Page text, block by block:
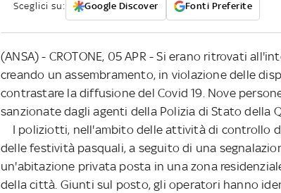
Sceglici su: Google Discover Fonti Preferite
(ANSA) - CROTONE, 05 APR - Si erano ritrovati
creando un assembramento, in violazione delle
contrastare la diffusione del Covid 19. Nove
sanzionate dagli agenti della Polizia di Stato della
I poliziotti, nell'ambito delle attività di controllo
delle festività pasquali, a seguito di una
un'abitazione privata posta in una zona
della città. Giunti sul posto, gli operatori hanno